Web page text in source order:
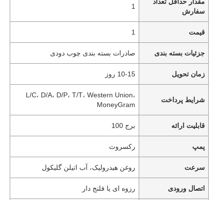
سفارش
1
قیمت 1
جزئیات بسته بندی صادرات بسته بندی چوب دودی
زمان تحویل 10-15 روز
شرایط پرداخت
L/C، D/A، D/P، T/T، Western Union،
MoneyGram
قابلیت ارائه برج 100
پمپ رکسروث
سرعت روغن هیدرولیک، آب اتیلن گلیکول
اتصال ورودی رزوه ای یا فلنج دار